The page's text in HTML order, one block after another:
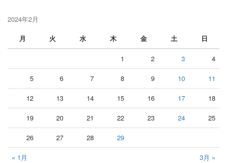
月
2024年2月
月
火 水 木 金 土 日
« 1月 3月 »
1 2 3 4
5 6 7 8 9 10 11
12 13 14 15 16 17 18
19 20 21 22 23 24 25
26 27 28 29